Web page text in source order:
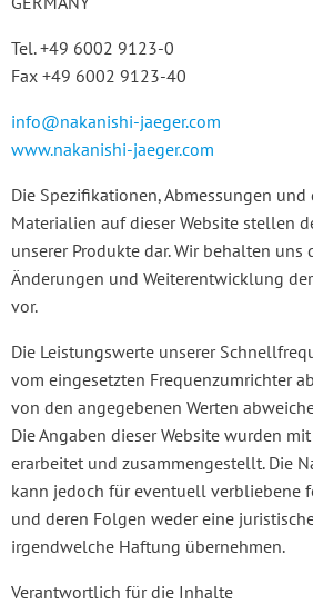
Tel. +49 6002 9123-0
Fax +49 6002 9123-40
info@nakanishi-jaeger.com
www.nakanishi-jaeger.com
Die Spezifikationen, Abmessungen
Materialien auf dieser Website stellen
unserer Produkte dar. Wir behalten uns
Änderungen und Weiterentwicklung
vor.
Die Leistungswerte unserer
vom eingesetzten Frequenzumrichter
von den angegebenen Werten
Die Angaben dieser Website wurden
erarbeitet und zusammengestellt. Die
kann jedoch für eventuell verbliebene
und deren Folgen weder eine
irgendwelche Haftung übernehmen.
Verantwortlich für die Inhalte